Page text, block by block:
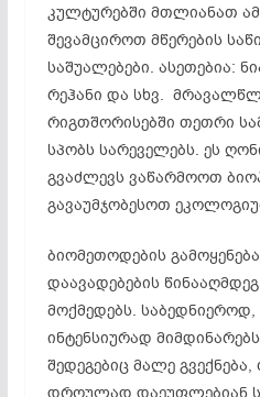
კულტურებში მთლიანათ
შევამციროთ მწერების
საშუალებები. ასეთებია:
რეჰანი და სხვ.
რიგთშორისებში თეთრი
სპობს სარეველებს. ეს
გვაძლევს ვაწარმოოთ
გავაუმჯობესოთ
ბიომეთოდების
დაავადებების
მოქმედებს.
ინტენსიურად
შედეგებიც მალე